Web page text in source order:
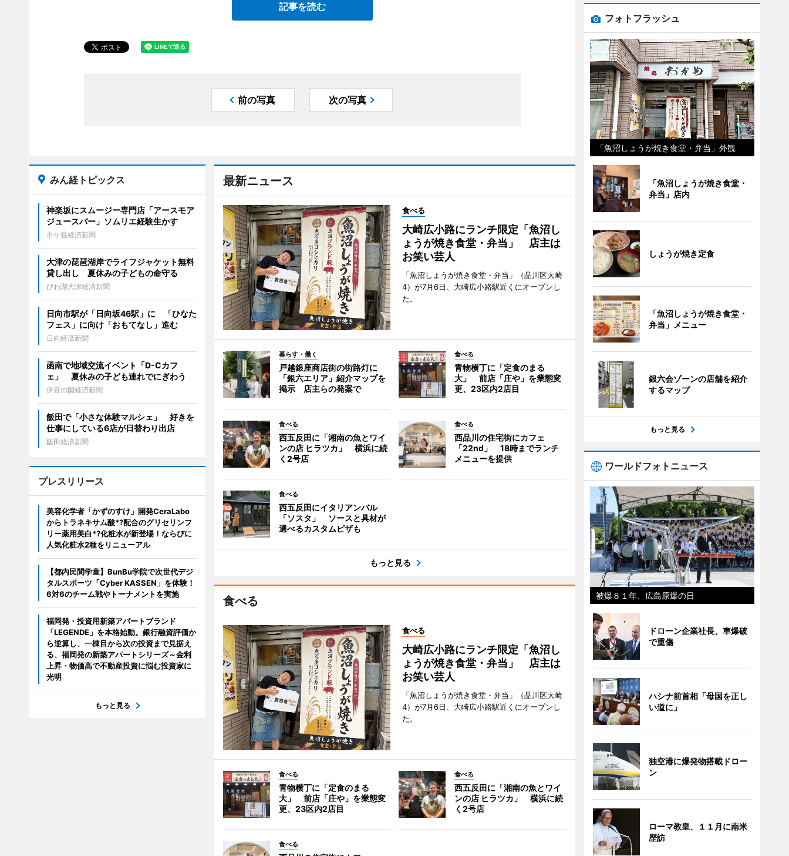
記事を読む
前の写真 次の写真
最新ニュース
食べる
大崎広小路にランチ限定「魚沼し
ょうが焼き食堂・弁当」 店主は
お笑い芸人
「魚沼しょうが焼き食堂・弁当」（品川区大崎
4）が7月6日、大崎広小路駅近くにオープンし
た。
暮らす・働く
戸越銀座商店街の街路灯に
「銀六エリア」紹介マップを
掲示 店主らの発案で
食べる
青物横丁に「定食のまる
大」 前店「庄や」を業態変
更、23区内2店目
食べる
西五反田に「湘南の魚とワイ
ンの店 ヒラツカ」 横浜に続
く2号店
食べる
西品川の住宅街にカフェ
「22nd」 18時までランチ
メニューを提供
食べる
西五反田にイタリアンバル
「ソスタ」 ソースと具材が
選べるカスタムピザも
もっと見る
食べる
食べる
大崎広小路にランチ限定「魚沼し
ょうが焼き食堂・弁当」 店主は
お笑い芸人
「魚沼しょうが焼き食堂・弁当」（品川区大崎
4）が7月6日、大崎広小路駅近くにオープンし
た。
食べる
青物横丁に「定食のまる
大」 前店「庄や」を業態変
更、23区内2店目
食べる
西五反田に「湘南の魚とワイ
ンの店 ヒラツカ」 横浜に続
く2号店
食べる
みん経トピックス
神楽坂にスムージー専門店「アースモア
ジュースバー」ソムリエ経験生かす
市ケ谷経済新聞
大津の琵琶湖岸でライフジャケット無料
貸し出し 夏休みの子どもの命守る
びわ湖大津経済新聞
日向市駅が「日向坂46駅」に 「ひなた
フェス」に向け「おもてなし」進む
日向経済新聞
函南で地域交流イベント「D-Cカフ
ェ」 夏休みの子ども連れでにぎわう
伊豆の国経済新聞
飯田で「小さな体験マルシェ」 好きを
仕事にしている6店が日替わり出店
飯田経済新聞
プレスリリース
美容化学者「かずのすけ」開発CeraLabo
からトラネキサム酸*?配合のグリセリンフ
リー薬用美白*?化粧水が新登場！ならびに
人気化粧水2種をリニューアル
【都内民間学童】BunBu学院で次世代デジ
タルスポーツ「Cyber KASSEN」を体験！
6対6のチーム戦やトーナメントを実施
福岡発・投資用新築アパートブランド
「LEGENDE」を本格始動。銀行融資評価か
ら逆算し、一棟目から次の投資まで見据え
る、福岡発の新築アパートシリーズ～金利
上昇・物価高で不動産投資に悩む投資家に
光明
もっと見る
フォトフラッシュ
「魚沼しょうが焼き食堂・弁当」外観
「魚沼しょうが焼き食堂・
弁当」店内
しょうが焼き定食
「魚沼しょうが焼き食堂・
弁当」メニュー
銀六会ゾーンの店舗を紹介
するマップ
もっと見る
ワールドフォトニュース
被爆８１年、広島原爆の日
ドローン企業社長、車爆破
で重傷
ハシナ前首相「母国を正し
い道に」
独空港に爆発物搭載ドロー
ン
ローマ教皇、１１月に南米
歴訪